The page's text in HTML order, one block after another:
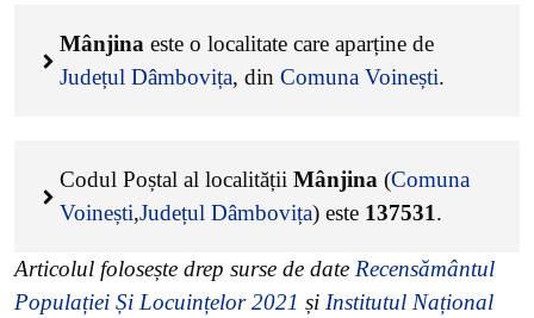
Mânjina este o localitate care aparține de
Județul Dâmbovița, din Comuna Voinești.
Codul Poștal al localității Mânjina (Comuna
Voinești,Județul Dâmbovița) este 137531.
Articolul folosește drep surse de date Recensământul
Populației Și Locuințelor 2021 și Institutul Național